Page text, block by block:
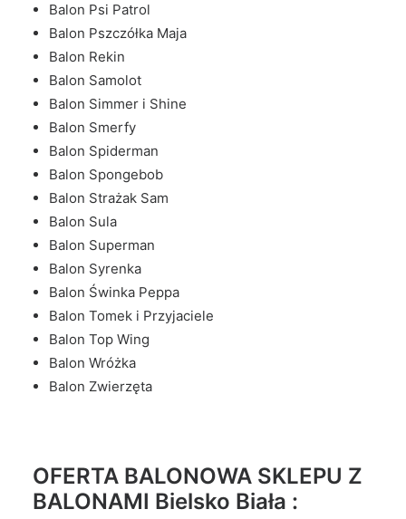
Balon Psi Patrol
Balon Pszczółka Maja
Balon Rekin
Balon Samolot
Balon Simmer i Shine
Balon Smerfy
Balon Spiderman
Balon Spongebob
Balon Strażak Sam
Balon Sula
Balon Superman
Balon Syrenka
Balon Świnka Peppa
Balon Tomek i Przyjaciele
Balon Top Wing
Balon Wróżka
Balon Zwierzęta
OFERTA BALONOWA SKLEPU Z
BALONAMI Bielsko Biała :